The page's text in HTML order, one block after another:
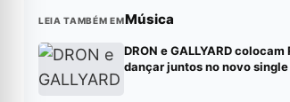
LEIA TAMBÉM EMMúsica
DRON e GALLYARD
dançar juntos no novo single